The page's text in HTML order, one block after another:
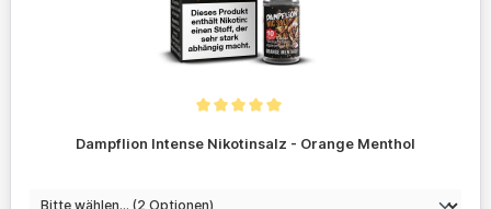
Dampflion Intense Nikotinsalz - Orange Menthol
Nikotinstärkeauswählen